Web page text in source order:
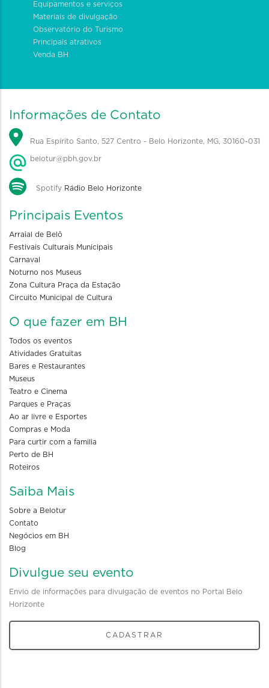
Equipamentos e serviços
Materiais de divulgação
Observatório do Turismo
Principais atrativos
Venda BH
Informações de Contato
Rua Espírito Santo, 527 Centro - Belo Horizonte, MG, 30160-031
belotur@pbh.gov.br
Spotify Rádio Belo Horizonte
Principais Eventos
Arraial de Belô
Festivais Culturais Municipais
Carnaval
Noturno nos Museus
Zona Cultura Praça da Estação
Circuito Municipal de Cultura
O que fazer em BH
Todos os eventos
Atividades Gratuitas
Bares e Restaurantes
Museus
Teatro e Cinema
Parques e Praças
Ao ar livre e Esportes
Compras e Moda
Para curtir com a familia
Perto de BH
Roteiros
Saiba Mais
Sobre a Belotur
Contato
Negócios em BH
Blog
Divulgue seu evento
Envio de informações para divulgação de eventos no Portal Belo
Horizonte
CADASTRAR